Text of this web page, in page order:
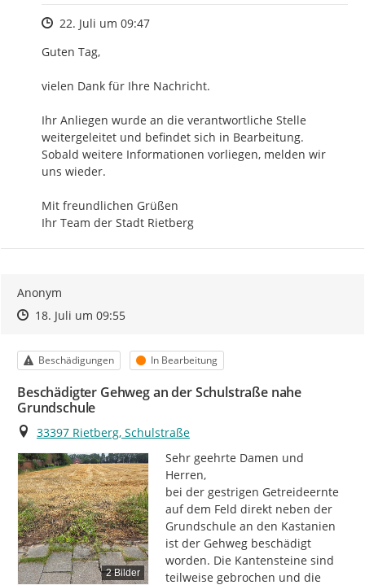
Zeitpunkt des Erstellens
22. Juli um 09:47
Guten Tag,
vielen Dank für Ihre Nachricht.
Ihr Anliegen wurde an die verantwortliche Stelle
weitergeleitet und befindet sich in Bearbeitung.
Sobald weitere Informationen vorliegen, melden wir
uns wieder.
Mit freundlichen Grüßen
Ihr Team der Stadt Rietberg
Anonym
Zeitpunkt des Erstellens
Zeitpunkt des Erstellens
18. Juli um 09:55Zur Äußerung
Kategorie
Beschädigungen Status
In Bearbeitung
Beschädigter Gehweg an der Schulstraße nahe
Grundschule
Ort
33397 Rietberg, Schulstraße
2 Bilder
Sehr geehrte Damen und
Herren,
bei der gestrigen Getreideernte
auf dem Feld direkt neben der
Grundschule an den Kastanien
ist der Gehweg beschädigt
worden. Die Kantensteine sind
teilweise gebrochen und die